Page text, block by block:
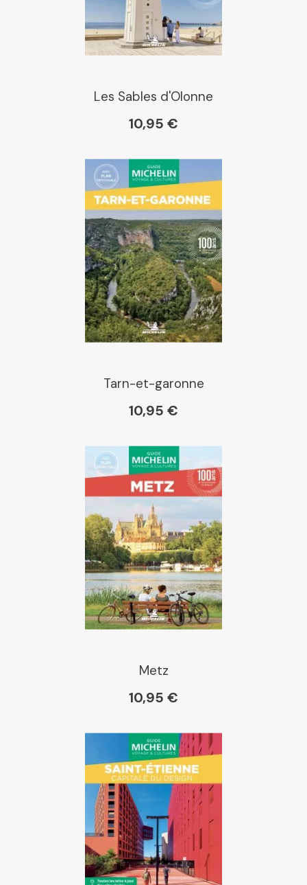
Librairie La Procure
Gibert
Kleber
Place des libraires
E Leclerc
Les Sables d'Olonne
10,95 €
Tarn-et-garonne
10,95 €
Metz
10,95 €